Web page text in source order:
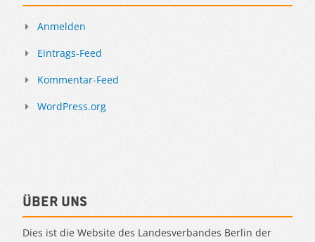
Anmelden
Eintrags-Feed
Kommentar-Feed
WordPress.org
Über uns
Dies ist die Website des Landesverbandes Berlin der